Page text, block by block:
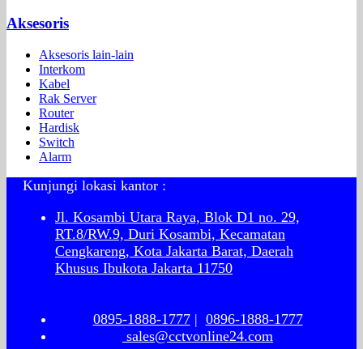
Aksesoris
Aksesoris lain-lain
Interkom
Kabel
Rak Server
Router
Hardisk
Switch
Alarm
Kunjungi lokasi kantor :
Jl. Kosambi Utara Raya, Blok D1 no. 29,
RT.8/RW.9, Duri Kosambi, Kecamatan
Cengkareng, Kota Jakarta Barat, Daerah
Khusus Ibukota Jakarta 11750
0895-1888-1777| 0896-1888-1777
sales@cctvonline24.com